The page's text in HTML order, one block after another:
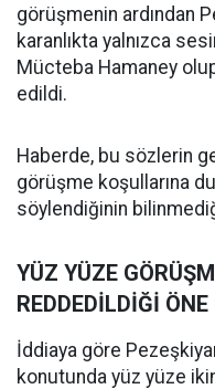
görüşmenin ardından
karanlıkta yalnızca
Mücteba Hamaney
edildi.
Haberde, bu sözlerin
görüşme koşullarına
söylendiğinin
YÜZ YÜZE
REDDEDİLDİĞİ
İddiaya göre
konutunda yüz yüze